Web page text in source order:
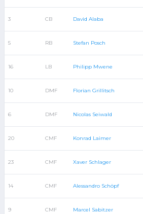
3 CB David Alaba
5 RB Stefan Posch
16 LB Philipp Mwene
10 DMF Florian Grillitsch
6 DMF Nicolas Seiwald
20 CMF Konrad Laimer
23 CMF Xaver Schlager
14 CMF Alessandro Schöpf
9 CMF Marcel Sabitzer